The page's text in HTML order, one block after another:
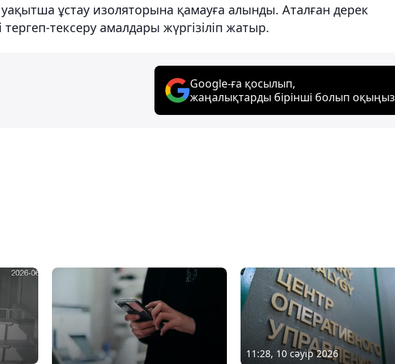
уақытша ұстау изоляторына қамауға алынды. Аталған дерек
тексеру амалдары жүргізіліп жатыр.
Google-ға қосылып,
жаңалықтарды бірінші болып оқыңыз
11:28, 10 сәуір 2026